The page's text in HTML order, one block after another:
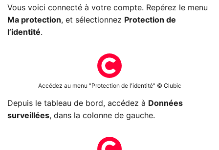
Vous voici connecté à votre compte. Repérez le menu
Ma protection, et sélectionnez Protection de
l’identité.
Accédez au menu "Protection de l'identité" © Clubic
Depuis le tableau de bord, accédez à Données
surveillées, dans la colonne de gauche.